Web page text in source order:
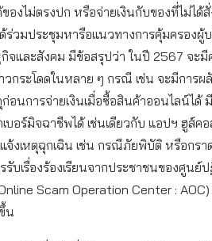
งไม่ตรงปก หรือจ่ายเงินกับของที่ไม่ได้
ร่วมประชุมหารือแนวทางการคุ้มครองผู้
กิจและสังคม มีข้อสรุปว่า ในปี 2567 จะ
วกระโดดในหลาย ๆ กรณี เช่น จะมีการ
ก่อนการจ่ายเงินเมื่อซื้อสินค้าออนไลน์ไ
เบอร์มิจฉาชีพได้ เช่นเดียวกับ แอปฯ ฮูส์ค
จ้งเหตุฉุกเฉิน เช่น กรณีภัยพิบัติ หรือกร
รับเรื่องร้องเรียนจากประชาชนของศูน
Scam Operation Center : AOC)
น